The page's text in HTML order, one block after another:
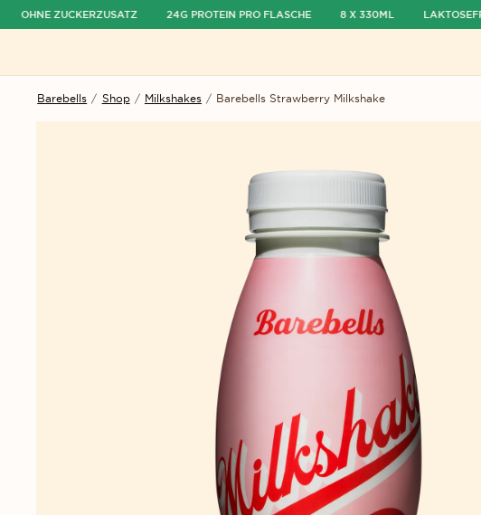
OHNE ZUCKERZUSATZ 24G PROTEIN PRO FLASCHE 8 X 330ML
Barebells / Shop / Milkshakes / Barebells Strawberry Milkshake
ausblenden